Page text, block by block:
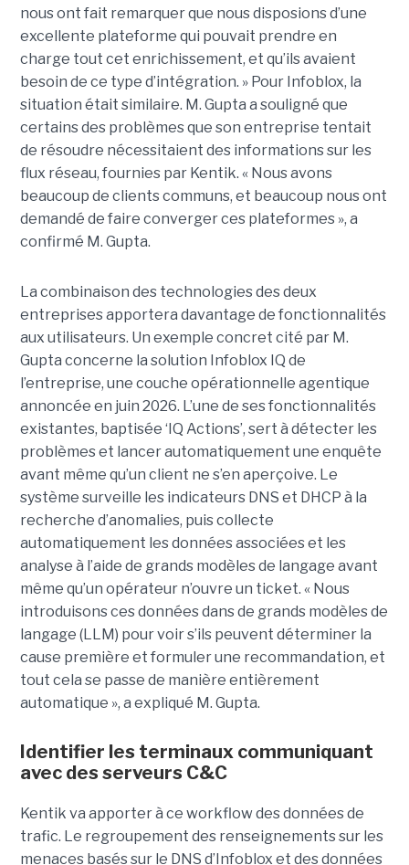
nous ont fait remarquer que nous disposions d’une
excellente plateforme qui pouvait prendre en
charge tout cet enrichissement, et qu’ils avaient
besoin de ce type d’intégration. » Pour Infoblox, la
situation était similaire. M. Gupta a souligné que
certains des problèmes que son entreprise tentait
de résoudre nécessitaient des informations sur les
flux réseau, fournies par Kentik. « Nous avons
beaucoup de clients communs, et beaucoup nous ont
demandé de faire converger ces plateformes », a
confirmé M. Gupta.
La combinaison des technologies des deux
entreprises apportera davantage de fonctionnalités
aux utilisateurs. Un exemple concret cité par M.
Gupta concerne la solution Infoblox IQ de
l’entreprise, une couche opérationnelle agentique
annoncée en juin 2026. L’une de ses fonctionnalités
existantes, baptisée ‘IQ Actions’, sert à détecter les
problèmes et lancer automatiquement une enquête
avant même qu’un client ne s’en aperçoive. Le
système surveille les indicateurs DNS et DHCP à la
recherche d’anomalies, puis collecte
automatiquement les données associées et les
analyse à l’aide de grands modèles de langage avant
même qu’un opérateur n’ouvre un ticket. « Nous
introduisons ces données dans de grands modèles de
langage (LLM) pour voir s’ils peuvent déterminer la
cause première et formuler une recommandation, et
tout cela se passe de manière entièrement
automatique », a expliqué M. Gupta.
Identifier les terminaux communiquant
avec des serveurs C&C
Kentik va apporter à ce workflow des données de
trafic. Le regroupement des renseignements sur les
menaces basés sur le DNS d’Infoblox et des données